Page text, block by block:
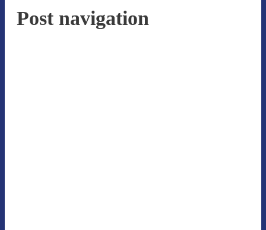
Post navigation